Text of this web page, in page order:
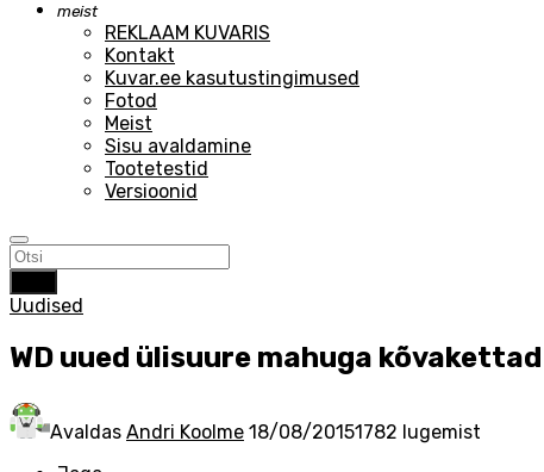
meist
REKLAAM KUVARIS
Kontakt
Kuvar.ee kasutustingimused
Fotod
Meist
Sisu avaldamine
Tootetestid
Versioonid
Uudised
WD uued ülisuure mahuga
Avaldas Andri Koolme 18/08/20151782 lugemist